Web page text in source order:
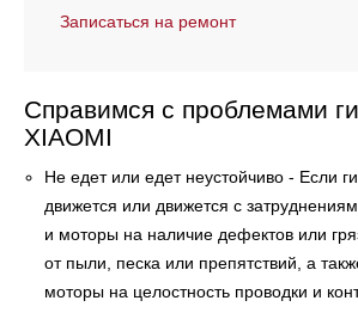
Записаться на ремонт
Справимся с проблемами
XIAOMI
Не едет или едет неустойчиво - Если
движется или движется с
и моторы на наличие дефектов или
от пыли, песка или препятствий, а
моторы на целостность проводки и